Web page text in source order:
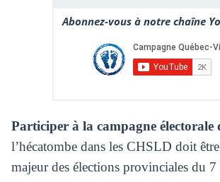
Abonnez-vous à notre chaîne
Participer à la campagne électorale
l’hécatombe dans les CHSLD doit
majeur des élections provinciales du